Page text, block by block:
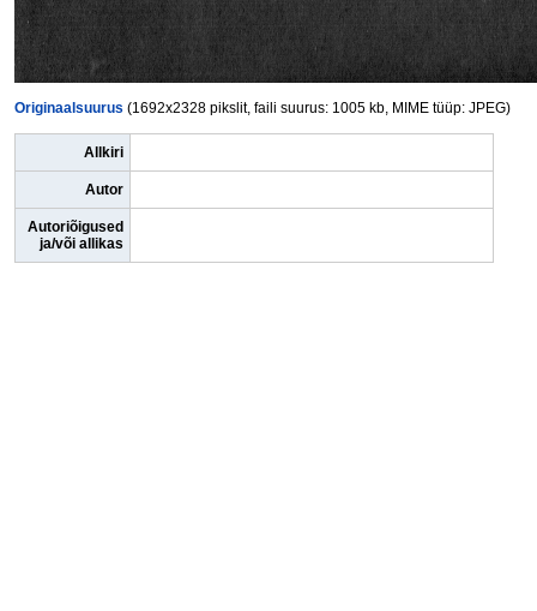
Originaalsuurus (1692x2328 pikslit, faili suurus: 1005 kb, MIME tüüp: JPEG)
Allkiri
Autor
Autoriõigused
ja/või allikas